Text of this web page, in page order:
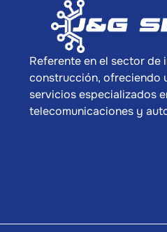
Referente en el sector de
construcción, ofreciendo
servicios especializados
telecomunicaciones y